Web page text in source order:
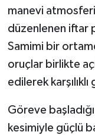
manevi
düzenlenen iftar
Samimi bir
oruçlar birlikte
edilerek
Göreve
kesimiyle güçlü